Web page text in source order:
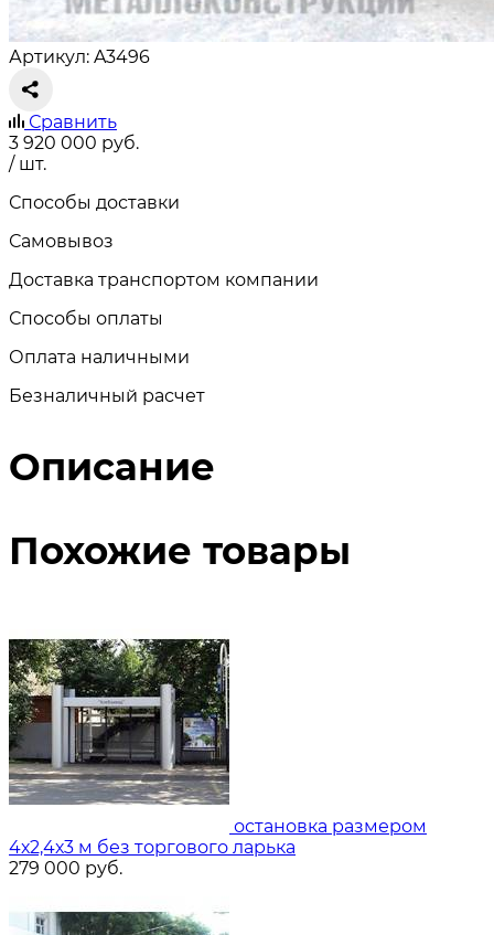
Артикул: A3496
Сравнить
3 920 000 руб.
/ шт.
Способы доставки
Самовывоз
Доставка транспортом компании
Способы оплаты
Оплата наличными
Безналичный расчет
Описание
Похожие товары
остановка размером
4х2,4х3 м без торгового ларька
279 000 руб.